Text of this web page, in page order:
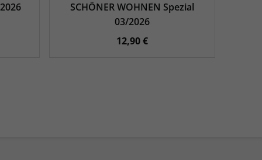
SCHÖNER WOHNEN Spezial
03/2026
12,90 €